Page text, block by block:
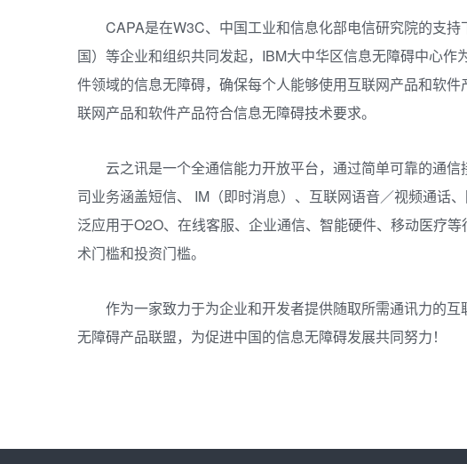
CAPA是在W3C、中国工业和信息化部电信研究院的支
国）等企业和组织共同发起，IBM大中华区信息无障碍中心
件领域的信息无障碍，确保每个人能够使用互联网产品和软
联网产品和软件产品符合信息无障碍技术要求。
云之讯是一个全通信能力开放平台，通过简单可靠的通
司业务涵盖短信、 IM（即时消息）、互联网语音／视频通话
泛应用于O2O、在线客服、企业通信、智能硬件、移动医疗
术门槛和投资门槛。
作为一家致力于为企业和开发者提供随取所需通讯力的
无障碍产品联盟，为促进中国的信息无障碍发展共同努力！